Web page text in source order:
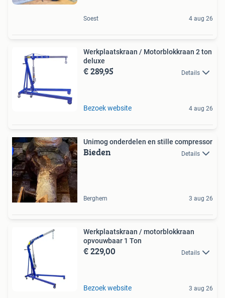
Soest 4 aug 26
Werkplaatskraan / Motorblokkraan 2 ton
deluxe
€ 289,95 Details
Bezoek website 4 aug 26
Unimog onderdelen en stille compressor
Bieden Details
Berghem 3 aug 26
Werkplaatskraan / motorblokkraan
opvouwbaar 1 Ton
€ 229,00 Details
Bezoek website 3 aug 26